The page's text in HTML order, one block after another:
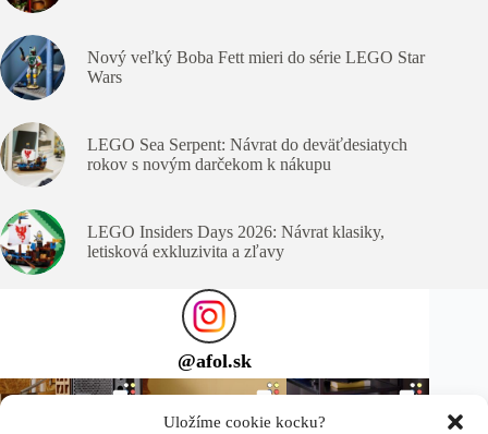
Uložíme cookie kocku?
Nový veľký Boba Fett mieri do série LEGO Star
Wars
LEGO Sea Serpent: Návrat do deväťdesiatych
rokov s novým darčekom k nákupu
LEGO Insiders Days 2026: Návrat klasiky,
letisková exkluzivita a zľavy
@afol.sk